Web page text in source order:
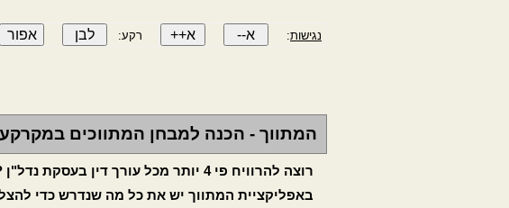
נגישות: רקע:
המתווך - הכנה למבחן המתווכים במקרקעין
רוצה להרוויח פי 4 יותר מכל עורך דין בעסקת נדל"ן ?
באפליקציית המתווך יש את כל מה שנדרש כדי